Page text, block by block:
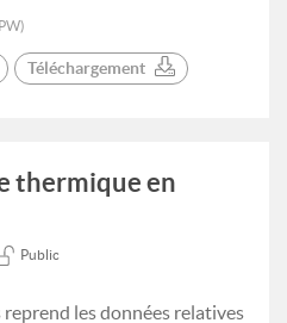
Téléchargement
thermique en
Public
les données relatives